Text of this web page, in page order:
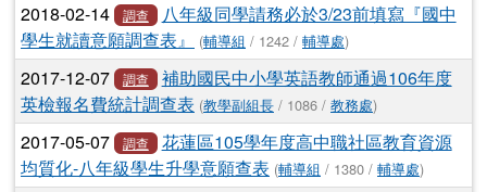
2018-02-14 調查
八年級同學請務必於3/23前填寫『國中
學生就讀意願調查表』
(輔導組 / 1242 / 輔導處)
2017-12-07 調查
補助國民中小學英語教師通過106年度
英檢報名費統計調查表 (教學副組長 / 1086 / 教務處)
2017-05-07 調查
花蓮區105學年度高中職社區教育資源
均質化-八年級學生升學意願查表 (輔導組 / 1380 / 輔導處)